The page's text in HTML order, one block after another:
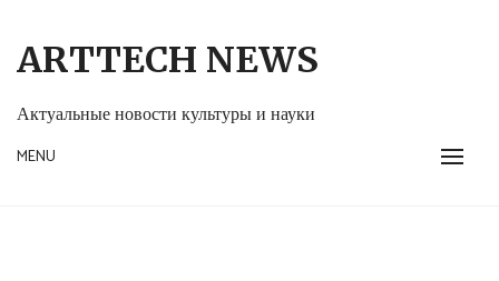
content
ARTTECH NEWS
Актуальные новости культуры и науки
MENU